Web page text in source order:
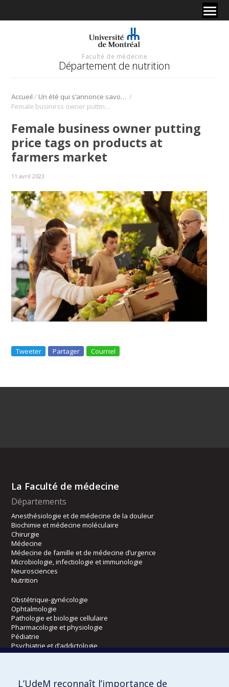
Faculté de médecine
Département de nutrition
Accueil / Un été qui s’annonce savoureux, un brin coûteux et avec un vent de jeunesse à la Résidence /
Female business owner putting price tags on products at farmers market
Female business owner putting
price tags on products at
farmers market
11 avril 2023
Tweeter Partager Courriel
La Faculté de médecine
Départements
Anesthésiologie et de médecine de la douleur
Biochimie et médecine moléculaire
Chirurgie
Médecine
Médecine de famille et de médecine d’urgence
Microbiologie, infectiologie et immunologie
Neurosciences
Nutrition
Obstétrique-gynécologie
Ophtalmologie
Pathologie et biologie cellulaire
Pharmacologie et physiologie
Pédiatrie
Psychiatrie et d’addictologie
Radiologie, radio-oncologie et médecine nucléaire
L’UdeM reconnaît l’importance de